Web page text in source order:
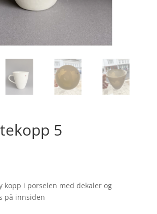
5
kopp i porselen med dekaler og
på innsiden